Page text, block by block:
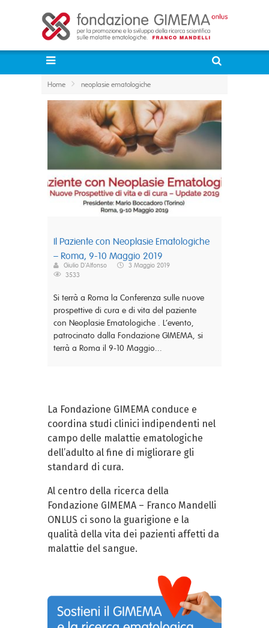
Home neoplasie ematologiche
Il Paziente con Neoplasie Ematologiche
– Roma, 9-10 Maggio 2019
Giulio D'Alfonso
3 Maggio 2019
3533
Si terrà a Roma la Conferenza sulle nuove
prospettive di cura e di vita del paziente
con Neoplasie Ematologiche . L’evento,
patrocinato dalla Fondazione GIMEMA, si
terrà a Roma il 9-10 Maggio...
La Fondazione GIMEMA conduce e
coordina studi clinici indipendenti nel
campo delle malattie ematologiche
dell’adulto al fine di migliorare gli
standard di cura.
Al centro della ricerca della
Fondazione GIMEMA – Franco Mandelli
ONLUS ci sono la guarigione e la
qualità della vita dei pazienti affetti da
malattie del sangue.